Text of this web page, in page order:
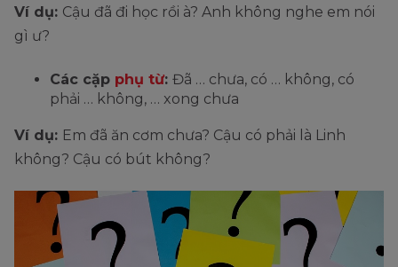
Ví dụ: Cậu đã đi học rồi à? Anh không nghe em nói
gì ư?
Các cặp phụ từ: Đã … chưa, có … không, có
phải … không, … xong chưa
Ví dụ: Em đã ăn cơm chưa? Cậu có phải là Linh
không? Cậu có bút không?